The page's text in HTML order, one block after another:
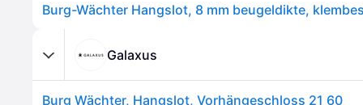
Galaxus
Burg Wächter, Hangslot, Vorhängeschloss 21 60